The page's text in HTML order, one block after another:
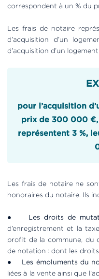
correspondent à un % du
Les frais de notaire
d’acquisition d’un
d’acquisition d’un
pour l’acquisition
prix de 300 000
représentent 3 %,
Les frais de notaire ne
honoraires du notaire. Ils
● Les droits de
d’enregistrement et la
profit de la commune, du
de notation : dont les
●
Les émoluments du
liées à la vente ainsi que